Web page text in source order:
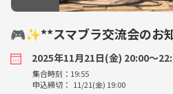
🎮✨**スマブラ交流会のお
2025年11月21日(金) 20:00〜
集合時刻：19:55
申込締切： 11/21(金) 19:00